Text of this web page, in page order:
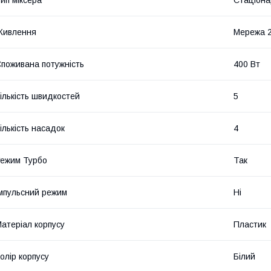
Мережа
потужність 400 Вт
швидкостей 5
насадок 4
Турбо Так
режим Ні
корпусу Пластик
корпусу Білий